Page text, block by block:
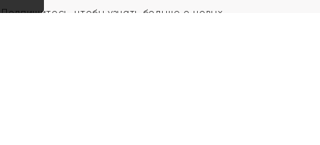
Подпишитесь, чтобы узнать больше о новых